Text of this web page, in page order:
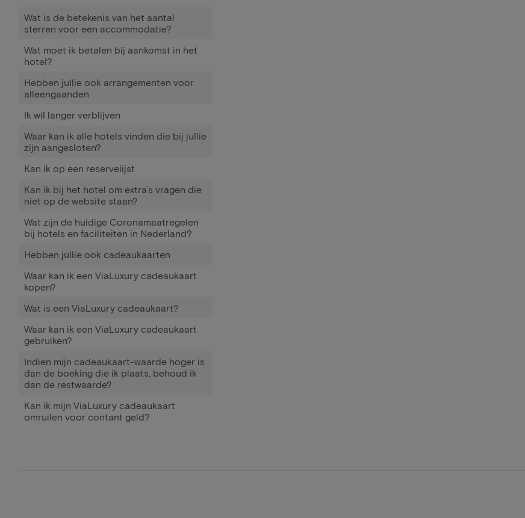
Wat is de betekenis van het aantal
sterren voor een accommodatie?
Wat moet ik betalen bij aankomst in het
hotel?
Hebben jullie ook arrangementen voor
alleengaanden
Ik wil langer verblijven
Waar kan ik alle hotels vinden die bij jullie
zijn aangesloten?
Kan ik op een reservelijst
Kan ik bij het hotel om extra’s vragen die
niet op de website staan?
Wat zijn de huidige Coronamaatregelen
bij hotels en faciliteiten in Nederland?
Hebben jullie ook cadeaukaarten
Waar kan ik een ViaLuxury cadeaukaart
kopen?
Wat is een ViaLuxury cadeaukaart?
Waar kan ik een ViaLuxury cadeaukaart
gebruiken?
Indien mijn cadeaukaart-waarde hoger is
dan de boeking die ik plaats, behoud ik
dan de restwaarde?
Kan ik mijn ViaLuxury cadeaukaart
omruilen voor contant geld?